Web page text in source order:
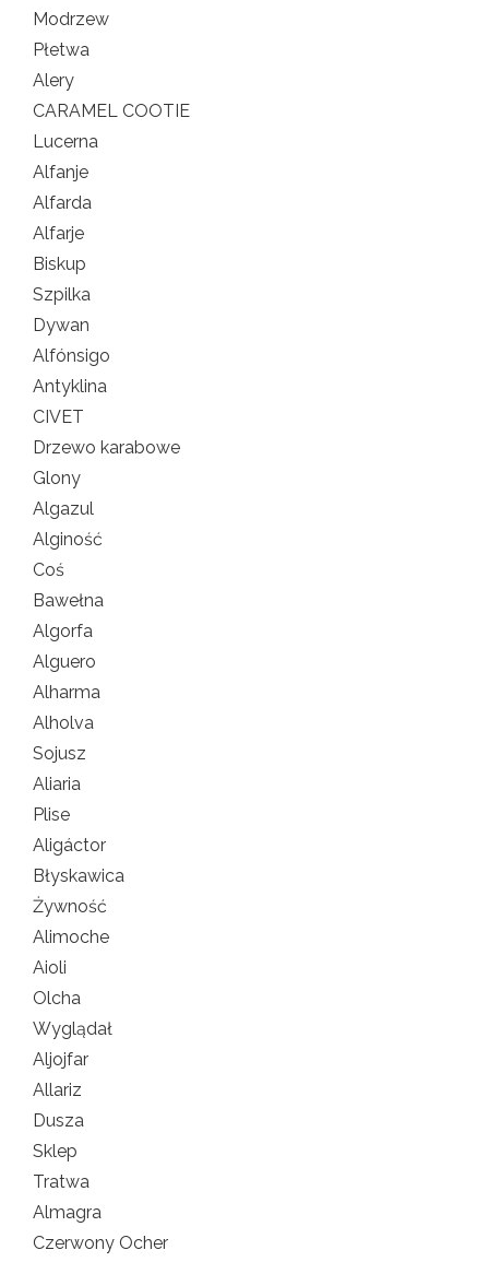
Modrzew
Płetwa
Alery
CARAMEL COOTIE
Lucerna
Alfanje
Alfarda
Alfarje
Biskup
Szpilka
Dywan
Alfónsigo
Antyklina
CIVET
Drzewo karabowe
Glony
Algazul
Alginość
Coś
Bawełna
Algorfa
Alguero
Alharma
Alholva
Sojusz
Aliaria
Plise
Aligáctor
Błyskawica
Żywność
Alimoche
Aioli
Olcha
Wyglądał
Aljojfar
Allariz
Dusza
Sklep
Tratwa
Almagra
Czerwony Ocher